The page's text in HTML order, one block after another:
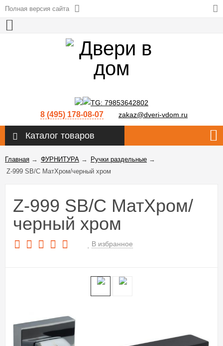
Полная версия сайта
8 (495) 178-08-07 zakaz@dveri-vdom.ru
Каталог товаров
Главная → ФУРНИТУРА → Ручки раздельные →
Z-999 SB/C МатХром/черный хром
Z-999 SB/C МатХром/
черный хром
В избранное